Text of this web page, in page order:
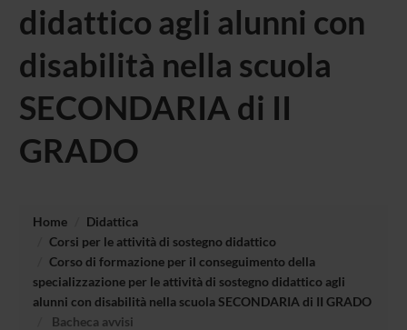
didattico agli alunni con
disabilità nella scuola
SECONDARIA di II
GRADO
Home
Didattica
Corsi per le attività di sostegno didattico
Corso di formazione per il conseguimento della
specializzazione per le attività di sostegno didattico agli
alunni con disabilità nella scuola SECONDARIA di II GRADO
Bacheca avvisi